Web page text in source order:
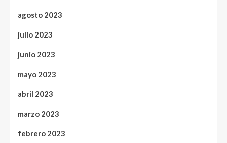
agosto 2023
julio 2023
junio 2023
mayo 2023
abril 2023
marzo 2023
febrero 2023